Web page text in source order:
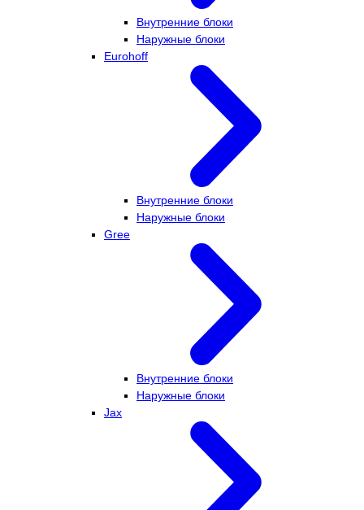
Внутренние блоки
Наружные блоки
Eurohoff
Внутренние блоки
Наружные блоки
Gree
Внутренние блоки
Наружные блоки
Jax